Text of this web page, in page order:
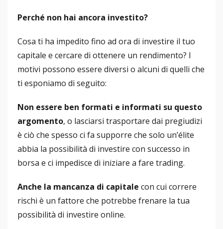
Perché non hai ancora investito?
Cosa ti ha impedito fino ad ora di investire il tuo
capitale e cercare di ottenere un rendimento? I
motivi possono essere diversi o alcuni di quelli che
ti esponiamo di seguito:
Non essere ben formati e informati su questo
argomento, o lasciarsi trasportare dai pregiudizi
è ciò che spesso ci fa supporre che solo un’élite
abbia la possibilità di investire con successo in
borsa e ci impedisce di iniziare a fare trading.
Anche la mancanza di capitale con cui correre
rischi è un fattore che potrebbe frenare la tua
possibilità di investire online.